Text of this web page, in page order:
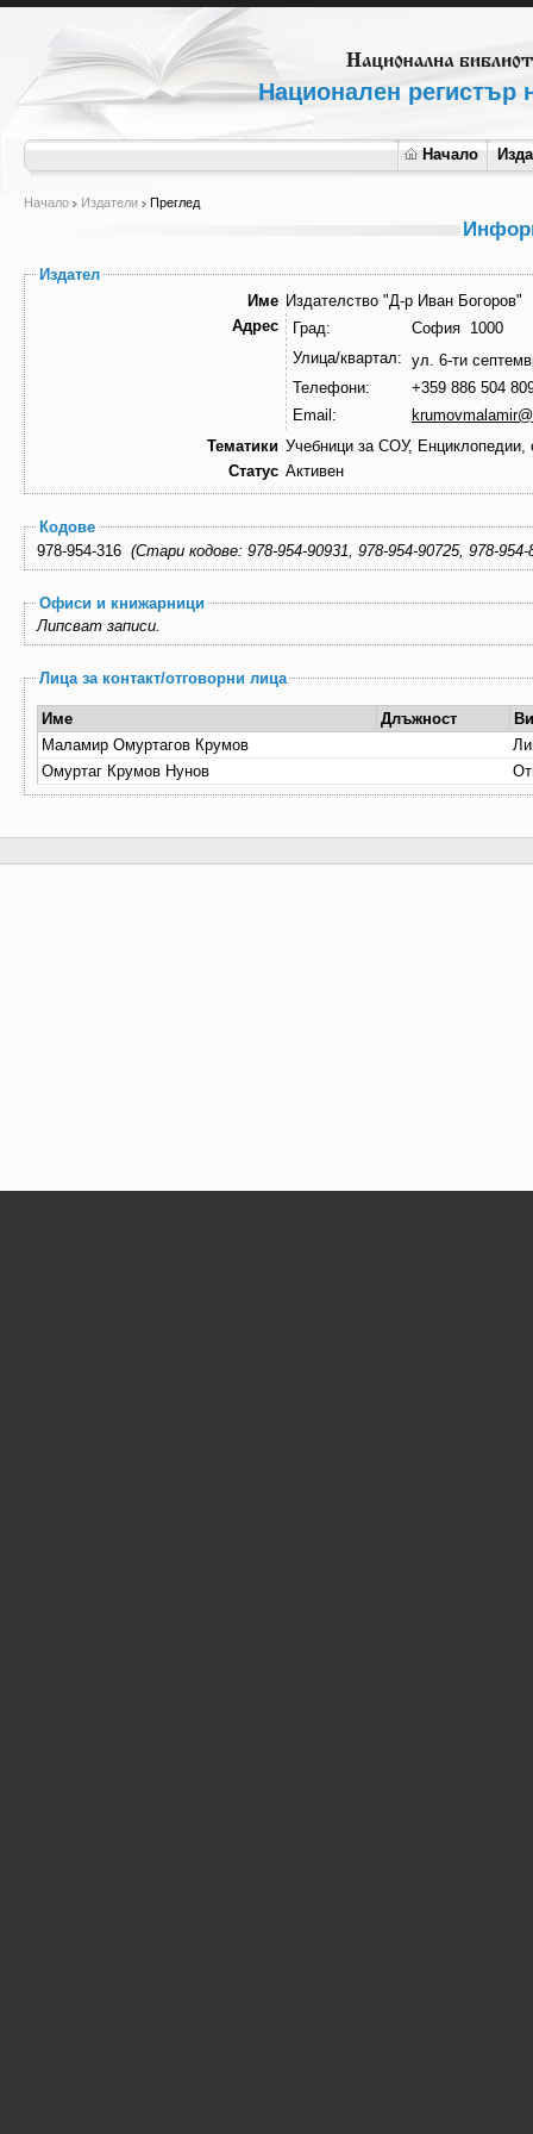
Национален регистър
Начало
Начало Издатели Преглед
Издател
Име Издателство "Д-р Иван Богоров"
Адрес
Град:
София 1000
Улица/квартал: ул. 6-ти
Телефони:
+359 886 504
Email:
Тематики Учебници за СОУ, Енциклопедии,
Статус Активен
Кодове
(Стари кодове: 978-954-90931, 978-954-90725, 978-
Офиси и книжарници
Липсват записи.
Лица за контакт/отговорни лица
Име Длъжност
Маламир Омуртагов Крумов
Омуртаг Крумов Нунов